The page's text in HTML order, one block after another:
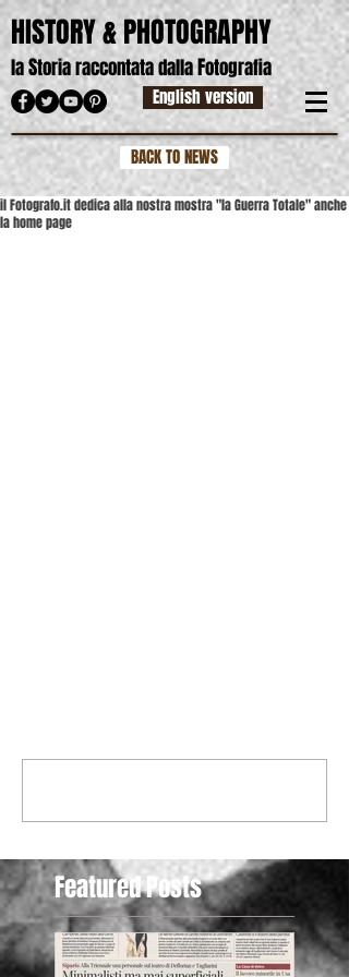
HISTORY & PHOTOGRAPHY
laStoria raccontata dallaFotografia
English version
BACK TO NEWS
il Fotografo.it dedica alla nostra mostra "la Guerra Totale" anche
la home page
Featured Posts